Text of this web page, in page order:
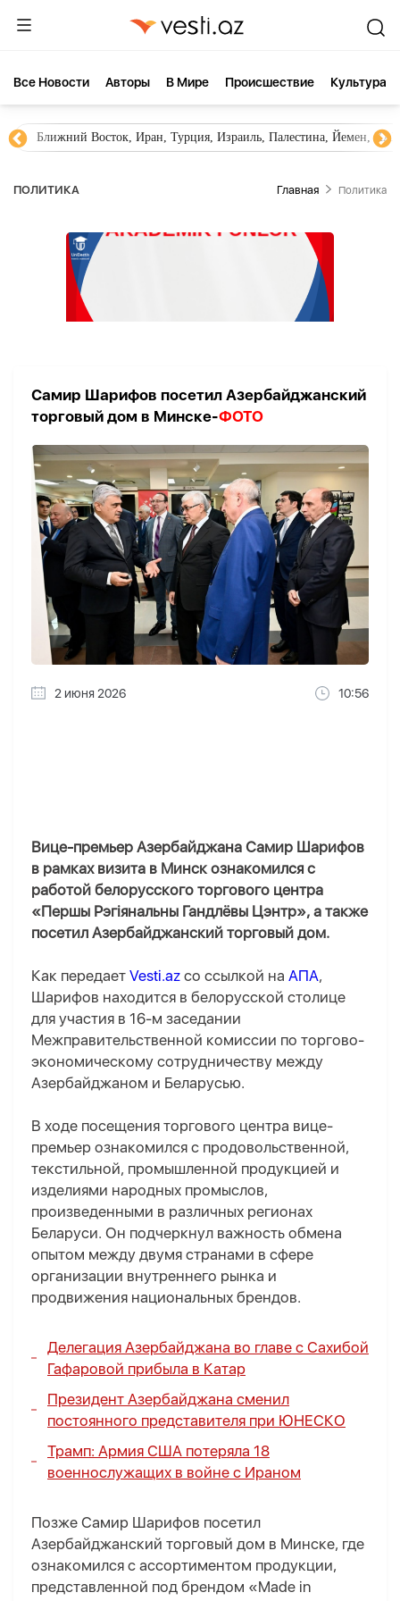
Все Новости Aвторы В Мире Происшествие Культура
Ближний Восток, Иран, Турция, Израиль, Палестина, Йемен,
ПОЛИТИКА Главная Политика
Самир Шарифов посетил Азербайджанский
торговый дом в Минске-ФОТО
2 июня 2026 10:56
Вице-премьер Азербайджана Самир Шарифов
в рамках визита в Минск ознакомился с
работой белорусского торгового центра
«Першы Рэгіянальны Гандлёвы Цэнтр», а также
посетил Азербайджанский торговый дом.
Как передает Vesti.az со ссылкой на АПА,
Шарифов находится в белорусской столице
для участия в 16-м заседании
Межправительственной комиссии по торгово-
экономическому сотрудничеству между
Азербайджаном и Беларусью.
В ходе посещения торгового центра вице-
премьер ознакомился с продовольственной,
текстильной, промышленной продукцией и
изделиями народных промыслов,
произведенными в различных регионах
Беларуси. Он подчеркнул важность обмена
опытом между двумя странами в сфере
организации внутреннего рынка и
продвижения национальных брендов.
Делегация Азербайджана во главе с Сахибой
Гафаровой прибыла в Катар
Президент Азербайджана сменил
постоянного представителя при ЮНЕСКО
Трамп: Армия США потеряла 18
военнослужащих в войне с Ираном
Позже Самир Шарифов посетил
Азербайджанский торговый дом в Минске, где
ознакомился с ассортиментом продукции,
представленной под брендом «Made in